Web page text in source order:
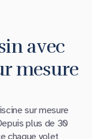
avec
mesure
sur mesure
plus de 30